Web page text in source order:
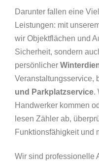
Darunter fallen eine
Leistungen: mit
wir Objektflächen und
Sicherheit, sondern
persönlicher
Veranstaltungsservice,
und Parkplatzservice.
Handwerker kommen
lesen Zähler ab,
Funktionsfähigkeit und
Wir sind professionelle